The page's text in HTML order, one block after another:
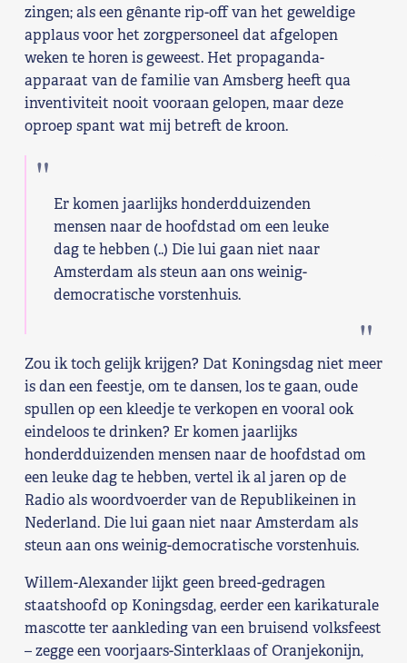
Contact
Voor leden
Word Lid
zingen; als een gênante rip-off van het geweldige
applaus voor het zorgpersoneel dat afgelopen
weken te horen is geweest. Het propaganda-
apparaat van de familie van Amsberg heeft qua
inventiviteit nooit vooraan gelopen, maar deze
oproep spant wat mij betreft de kroon.
Er komen jaarlijks honderdduizenden
mensen naar de hoofdstad om een leuke
dag te hebben (..) Die lui gaan niet naar
Amsterdam als steun aan ons weinig-
democratische vorstenhuis.
Zou ik toch gelijk krijgen? Dat Koningsdag niet meer
is dan een feestje, om te dansen, los te gaan, oude
spullen op een kleedje te verkopen en vooral ook
eindeloos te drinken? Er komen jaarlijks
honderdduizenden mensen naar de hoofdstad om
een leuke dag te hebben, vertel ik al jaren op de
Radio als woordvoerder van de Republikeinen in
Nederland. Die lui gaan niet naar Amsterdam als
steun aan ons weinig-democratische vorstenhuis.
Willem-Alexander lijkt geen breed-gedragen
staatshoofd op Koningsdag, eerder een karikaturale
mascotte ter aankleding van een bruisend volksfeest
– zegge een voorjaars-Sinterklaas of Oranjekonijn,